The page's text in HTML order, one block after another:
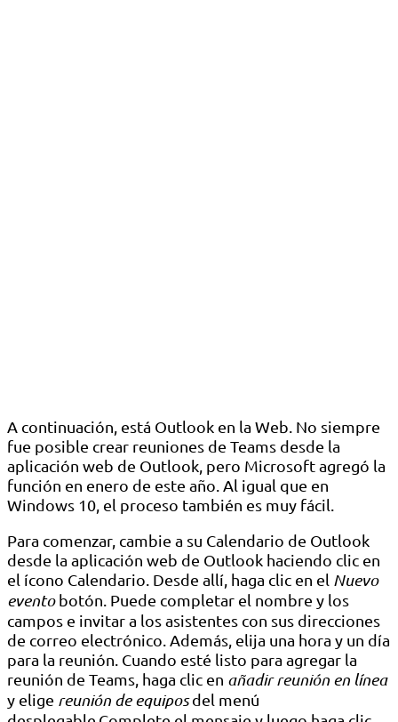
A continuación, está Outlook en la Web. No siempre
fue posible crear reuniones de Teams desde la
aplicación web de Outlook, pero Microsoft agregó la
función en enero de este año. Al igual que en
Windows 10, el proceso también es muy fácil.
Para comenzar, cambie a su Calendario de Outlook
desde la aplicación web de Outlook haciendo clic en
el ícono Calendario. Desde allí, haga clic en el Nuevo
eventobotón. Puede completar el nombre y los
campos e invitar a los asistentes con sus direcciones
de correo electrónico. Además, elija una hora y un día
para la reunión. Cuando esté listo para agregar la
reunión de Teams, haga clic en añadir reunión en línea
y elige reunión de equiposdel menú